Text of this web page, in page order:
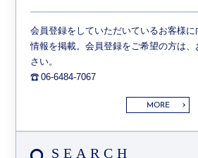
会員登録をしていただいているお客様
情報を掲載。会員登録をご希望の方は
さい。
06-6484-7067
MORE
SEARCH